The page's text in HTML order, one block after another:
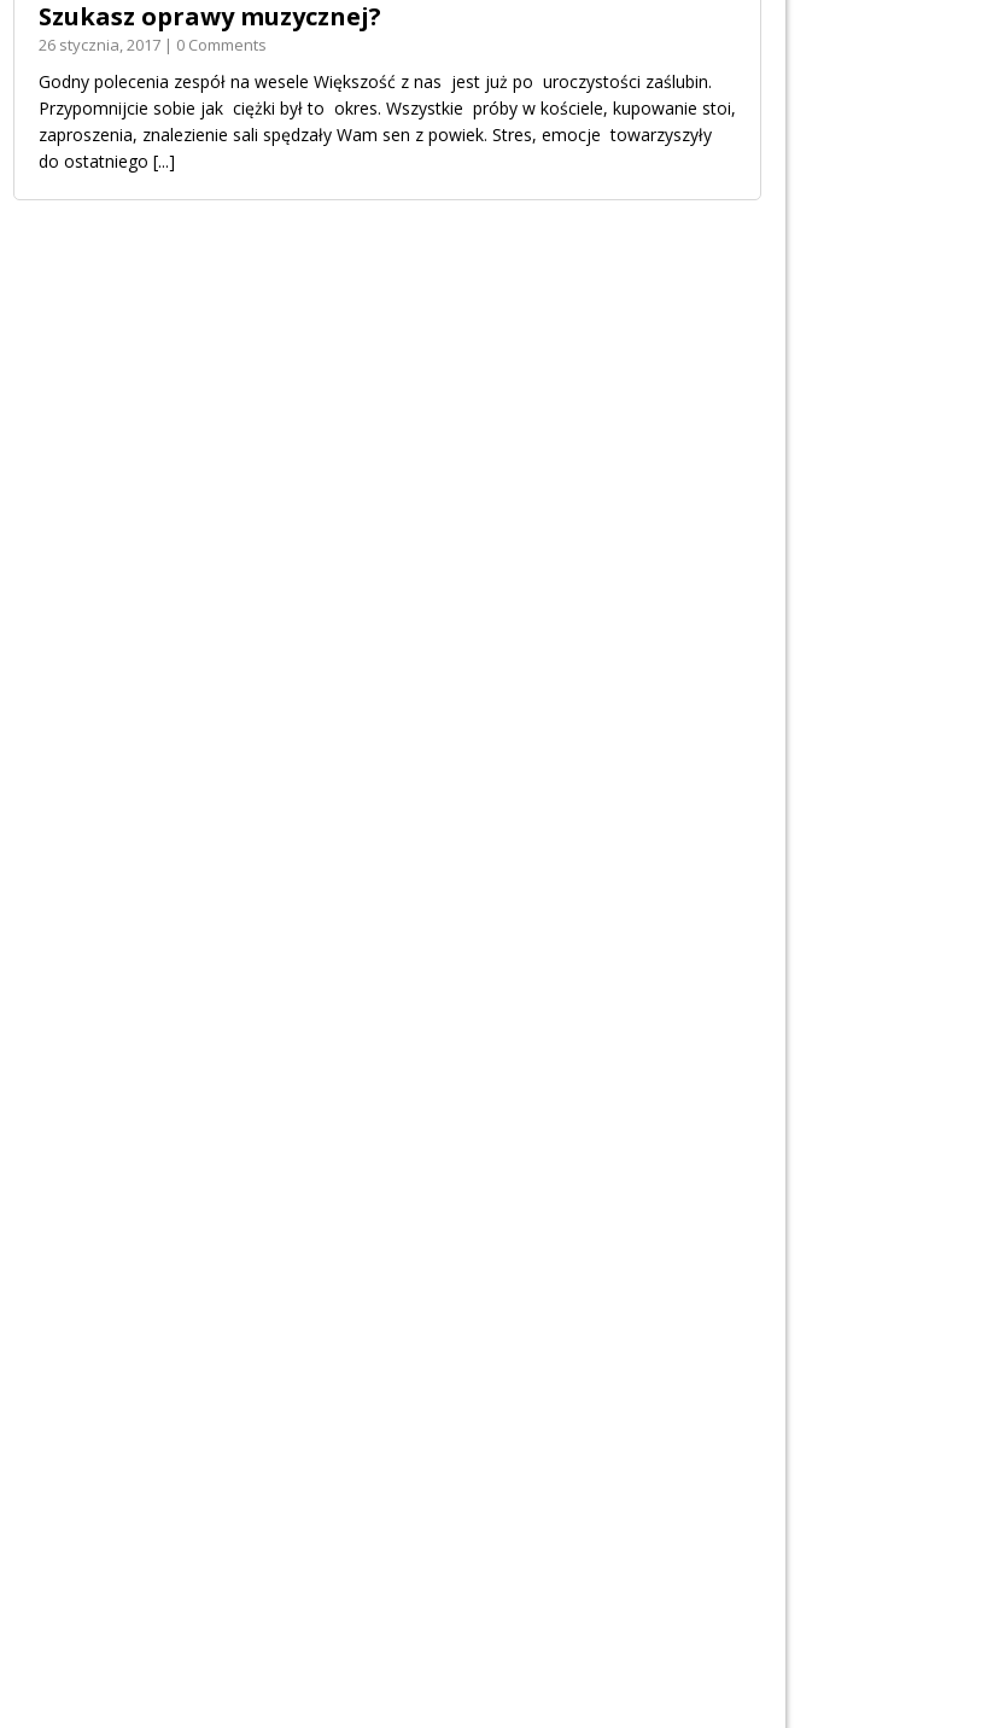
Szukasz oprawy muzycznej?
26 stycznia, 2017 | 0 Comments
Godny polecenia zespół na wesele Większość z nas jest już po uroczystości zaślubin.
Przypomnijcie sobie jak ciężki był to okres. Wszystkie próby w kościele, kupowanie stoi,
zaproszenia, znalezienie sali spędzały Wam sen z powiek. Stres, emocje towarzyszyły
do ostatniego [...]